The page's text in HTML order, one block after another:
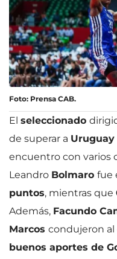
Foto: Prensa CAB.
El seleccionado
de superar a Uruguay
encuentro con varios
Leandro Bolmaro fue
puntos, mientras que
Además, Facundo
Marcos condujeron
buenos aportes de